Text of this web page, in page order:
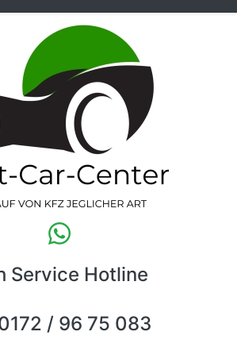
Service Hotline
/ 96 75 083